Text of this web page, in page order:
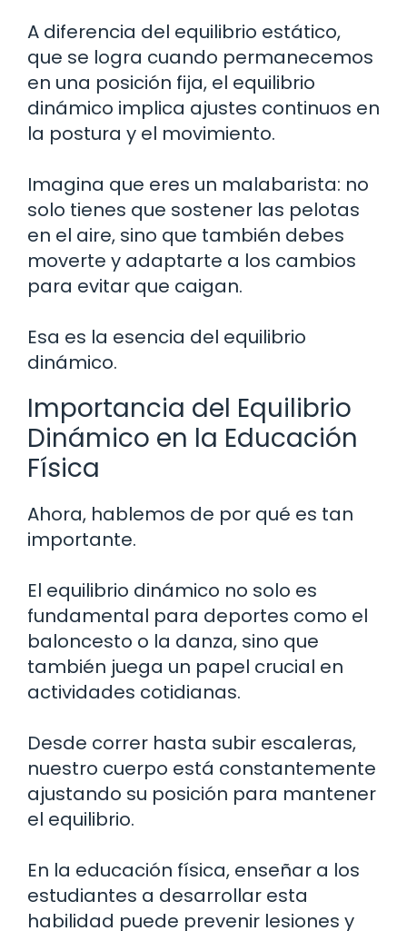
A diferencia del equilibrio estático,
que se logra cuando permanecemos
en una posición fija, el equilibrio
dinámico implica ajustes continuos en
la postura y el movimiento.
Imagina que eres un malabarista: no
solo tienes que sostener las pelotas
en el aire, sino que también debes
moverte y adaptarte a los cambios
para evitar que caigan.
Esa es la esencia del equilibrio
dinámico.
Importancia del Equilibrio
Dinámico en la Educación
Física
Ahora, hablemos de por qué es tan
importante.
El equilibrio dinámico no solo es
fundamental para deportes como el
baloncesto o la danza, sino que
también juega un papel crucial en
actividades cotidianas.
Desde correr hasta subir escaleras,
nuestro cuerpo está constantemente
ajustando su posición para mantener
el equilibrio.
En la educación física, enseñar a los
estudiantes a desarrollar esta
habilidad puede prevenir lesiones y